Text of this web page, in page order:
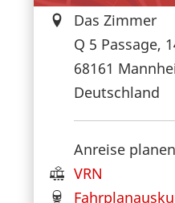
Das Zimmer
Q 5 Passage,
68161
Deutschland
Anreise planen
VRN